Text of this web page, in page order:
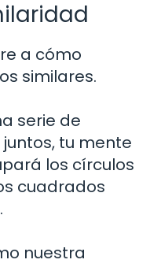
a cómo
similares.
serie de
tu mente
los círculos
cuadrados
nuestra